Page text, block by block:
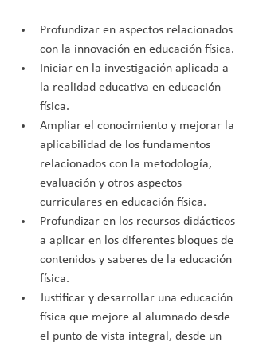
Profundizar en aspectos relacionados
con la innovación en educación física.
Iniciar en la investigación aplicada a
la realidad educativa en educación
física.
Ampliar el conocimiento y mejorar la
aplicabilidad de los fundamentos
relacionados con la metodología,
evaluación y otros aspectos
curriculares en educación física.
Profundizar en los recursos didácticos
a aplicar en los diferentes bloques de
contenidos y saberes de la educación
física.
Justificar y desarrollar una educación
física que mejore al alumnado desde
el punto de vista integral, desde un